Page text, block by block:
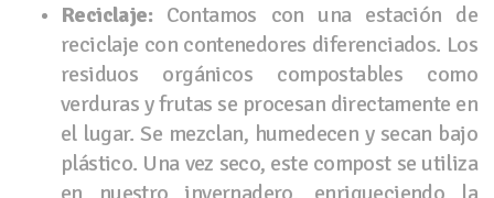
Reciclaje: Contamos con una estación de
reciclaje con contenedores diferenciados. Los
residuos orgánicos compostables como
verduras y frutas se procesan directamente en
el lugar. Se mezclan, humedecen y secan bajo
plástico. Una vez seco, este compost se utiliza